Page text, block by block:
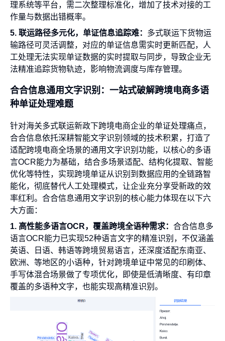
理系统等平台，需二次整理标准化，增加了技术对接的工
作量与数据出错概率。
5. 联运路径多元化，单证信息追踪难： 多式联运下货物运
输路径可灵活调整，对应的单证信息需实时更新匹配，人
工处理无法实现单证数据的实时提取与同步，导致企业无
法精准追踪货物轨迹，影响物流调度与库存管理。
合合信息通用文字识别：一站式破解跨境电商多语
种单证处理难题
针对海关多式联运新政下跨境电商企业的单证处理痛点，
合合信息依托深耕智能文字识别领域的技术积累，打造了
适配跨境电商全场景的通用文字识别功能，以核心的多语
言OCR能力为基础，结合多场景适配、结构化提取、智能
优化等特性，实现跨境单证从识别到数据应用的全链路智
能化，彻底替代人工处理模式，让企业充分享受新政的效
率红利。合合信息通用文字识别的核心能力体现在以下六
大方面：
1. 高性能多语言OCR，覆盖跨境全语种需求： 合合信息多
语言OCR能力已实现52种语言文字的精准识别，不仅涵盖
英语、日语、韩语等跨境贸易语言，还深度适配东南亚、
欧洲、等地区的小语种，针对跨境单证中常见的印刷体、
手写体混合场景做了专项优化，即使是低清晰度、有印章
覆盖的多语种文字，也能实现高精准识别。